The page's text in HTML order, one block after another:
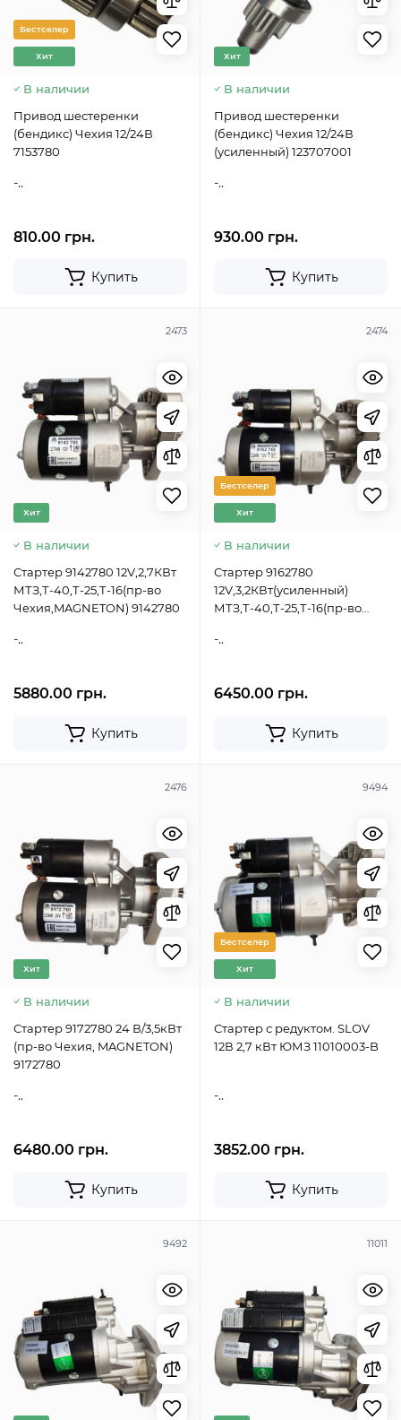
Бестселер
Хит
В наличии
Привод шестеренки
(бендикс) Чехия 12/24В
7153780
-..
810.00 грн.
Купить
Хит
В наличии
Привод шестеренки
(бендикс) Чехия 12/24В
(усиленный) 123707001
-..
930.00 грн.
Купить
2473
Хит
В наличии
Стартер 9142780 12V,2,7КВт
МТЗ,Т-40,Т-25,Т-16(пр-во
Чехия,MAGNETON) 9142780
-..
5880.00 грн.
Купить
2474
Бестселер
Хит
В наличии
Стартер 9162780
12V,3,2КВт(усиленный)
МТЗ,Т-40,Т-25,Т-16(пр-во
-..
6450.00 грн.
Купить
2476
Хит
В наличии
Стартер 9172780 24 В/3,5кВт
(пр-во Чехия, MAGNETON)
9172780
-..
6480.00 грн.
Купить
9494
Бестселер
Хит
В наличии
Стартер с редуктом. SLOV
12В 2,7 кВт ЮМЗ 11010003-B
-..
3852.00 грн.
Купить
9492 11011